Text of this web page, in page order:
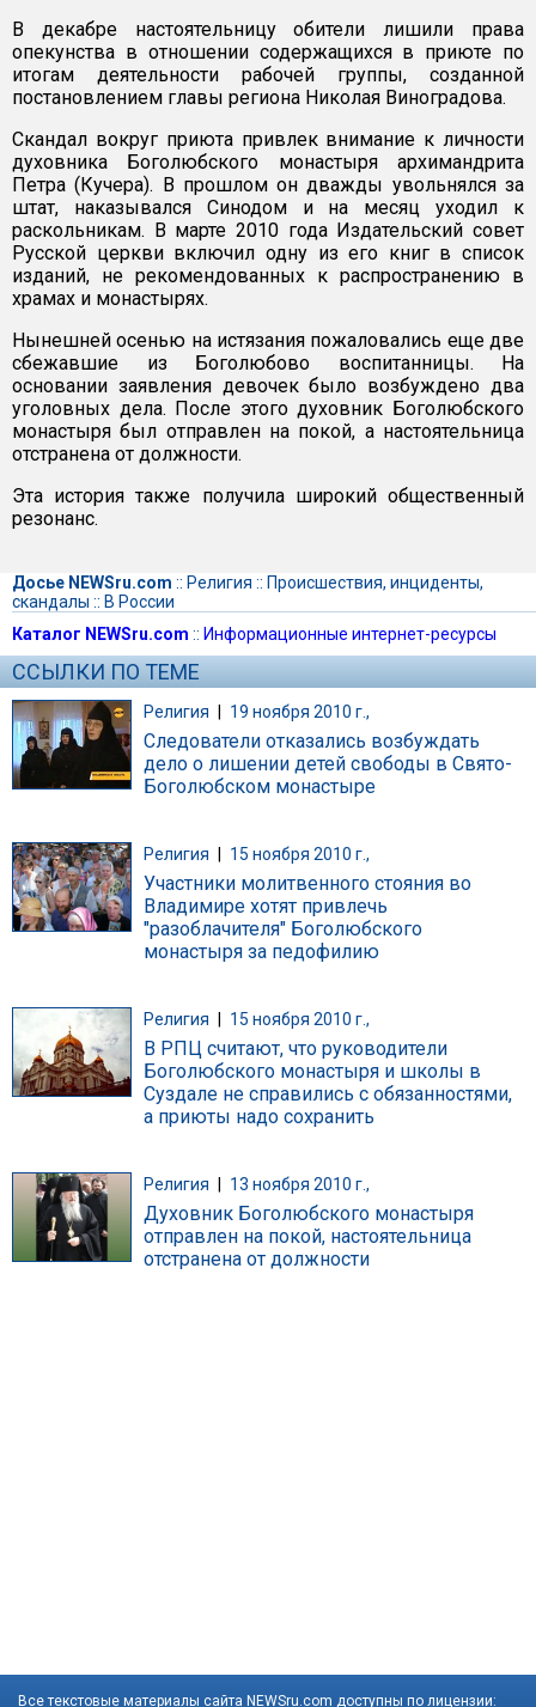
В декабре настоятельницу обители лишили права
опекунства в отношении содержащихся в приюте по
итогам деятельности рабочей группы, созданной
постановлением главы региона Николая Виноградова.
Скандал вокруг приюта привлек внимание к личности
духовника Боголюбского монастыря архимандрита
Петра (Кучера). В прошлом он дважды увольнялся за
штат, наказывался Синодом и на месяц уходил к
раскольникам. В марте 2010 года Издательский совет
Русской церкви включил одну из его книг в список
изданий, не рекомендованных к распространению в
храмах и монастырях.
Нынешней осенью на истязания пожаловались еще две
сбежавшие из Боголюбово воспитанницы. На
основании заявления девочек было возбуждено два
уголовных дела. После этого духовник Боголюбского
монастыря был отправлен на покой, а настоятельница
отстранена от должности.
Эта история также получила широкий общественный
резонанс.
Досье NEWSru.com :: Религия :: Происшествия, инциденты,
скандалы :: В России
Каталог NEWSru.com :: Информационные интернет-ресурсы
ССЫЛКИ ПО ТЕМЕ
Религия | 19 ноября 2010 г.,
Следователи отказались возбуждать
дело о лишении детей свободы в Свято-
Боголюбском монастыре
Религия 15 ноября 2010 г.,
Участники молитвенного стояния во
Владимире хотят привлечь
"разоблачителя" Боголюбского
монастыря за педофилию
Религия 15 ноября 2010 г.,
В РПЦ считают, что руководители
Боголюбского монастыря и школы в
Суздале не справились с обязанностями,
а приюты надо сохранить
Религия 13 ноября 2010 г.,
Духовник Боголюбского монастыря
отправлен на покой, настоятельница
отстранена от должности
Все текстовые материалы сайта NEWSru.com доступны по лицензии: